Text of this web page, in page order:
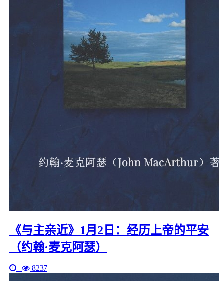
《与主亲近》1月2日：经历上帝的平安
（约翰·麦克阿瑟）
8237